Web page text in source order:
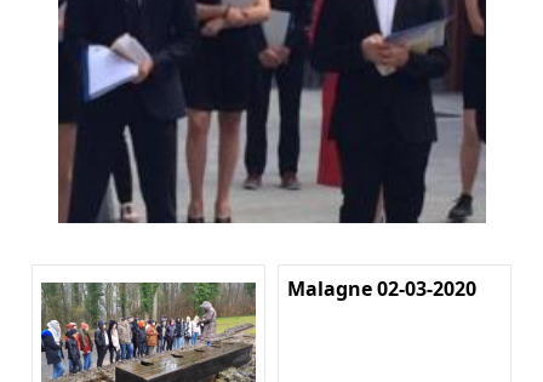
Malagne 02-03-2020